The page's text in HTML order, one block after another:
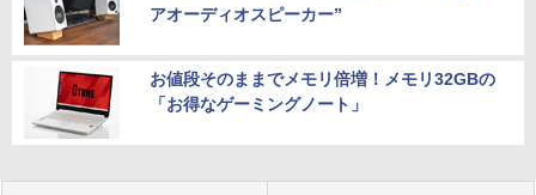
アオーディオスピーカー”
お値段そのままでメモリ倍増！メモリ32GBの
「お得なゲーミングノート」